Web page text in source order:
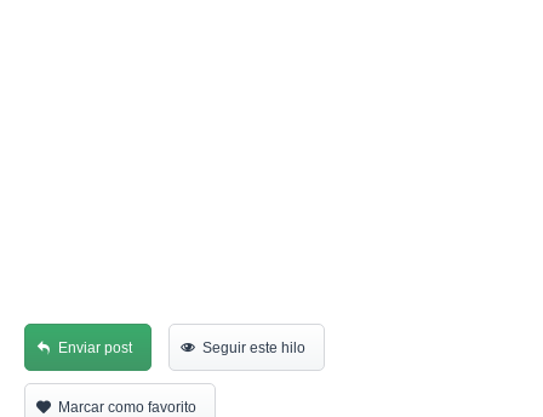
Enviar post Seguir este hilo
Marcar como favorito